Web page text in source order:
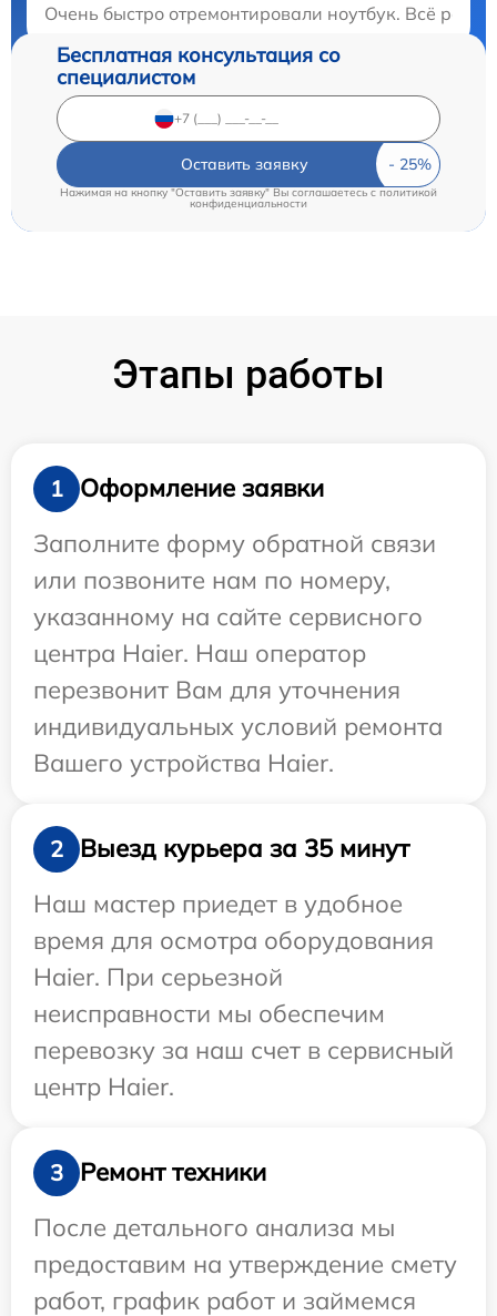
Очень быстро отремонтировали ноутбук. Всё
Бесплатная консультация со
специалистом
Оставить заявку
Нажимая на кнопку "Оставить заявку" Вы соглашаетесь cполитикой
конфиденциальности
Этапы работы
1
Оформление заявки
Заполните форму обратной связи
или позвоните нам по номеру,
указанному на сайте сервисного
центра Haier. Наш оператор
перезвонит Вам для уточнения
индивидуальных условий ремонта
Вашего устройства Haier.
2
Выезд курьера за 35 минут
Наш мастер приедет в удобное
время для осмотра оборудования
Haier. При серьезной
неисправности мы обеспечим
перевозку за наш счет в сервисный
центр Haier.
3
Ремонт техники
После детального анализа мы
предоставим на утверждение смету
работ, график работ и займемся